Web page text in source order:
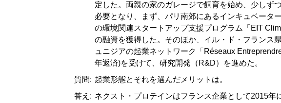
定した。両親の家のガレージで飼育を始め、少しず
必要となり、まず、パリ南郊にあるインキュベータ
の環境関連スタートアップ支援プログラム「EIT
の融資を獲得した。そのほか、イル・ド・フランス
ュニジアの起業ネットワーク「Réseaux
年返済)を受けて、研究開発（R&D）を進めた。
質問: 起業形態とそれを選んだメリットは。
答え: ネクスト・プロテインはフランス企業として2015年